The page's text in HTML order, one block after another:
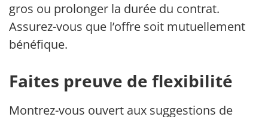
gros ou prolonger la durée du contrat.
Assurez-vous que l’offre soit mutuellement
bénéfique.
Faites preuve de flexibilité
Montrez-vous ouvert aux suggestions de